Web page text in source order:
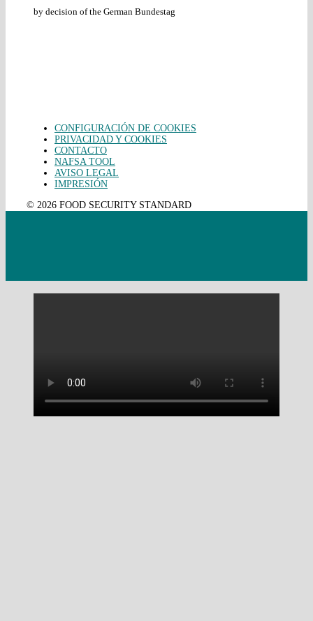
by decision of the German Bundestag
CONFIGURACIÓN DE COOKIES
PRIVACIDAD Y COOKIES
CONTACTO
NAFSA TOOL
AVISO LEGAL
IMPRESIÓN
© 2026 FOOD SECURITY STANDARD